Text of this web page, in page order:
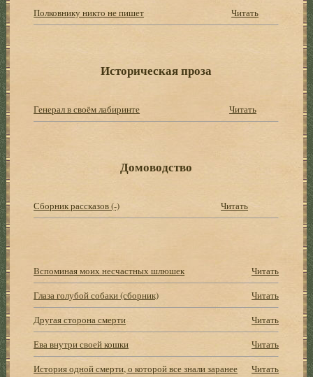
Полковнику никто не пишет Читать
Историческая проза
Генерал в своём лабиринте Читать
Домоводство
Сборник рассказов (-) Читать
Вспоминая моих несчастных шлюшек
Читать
Глаза голубой собаки (сборник)
Читать
Другая сторона смерти
Читать
Ева внутри своей кошки
Читать
История одной смерти, о которой все знали заранее
Читать